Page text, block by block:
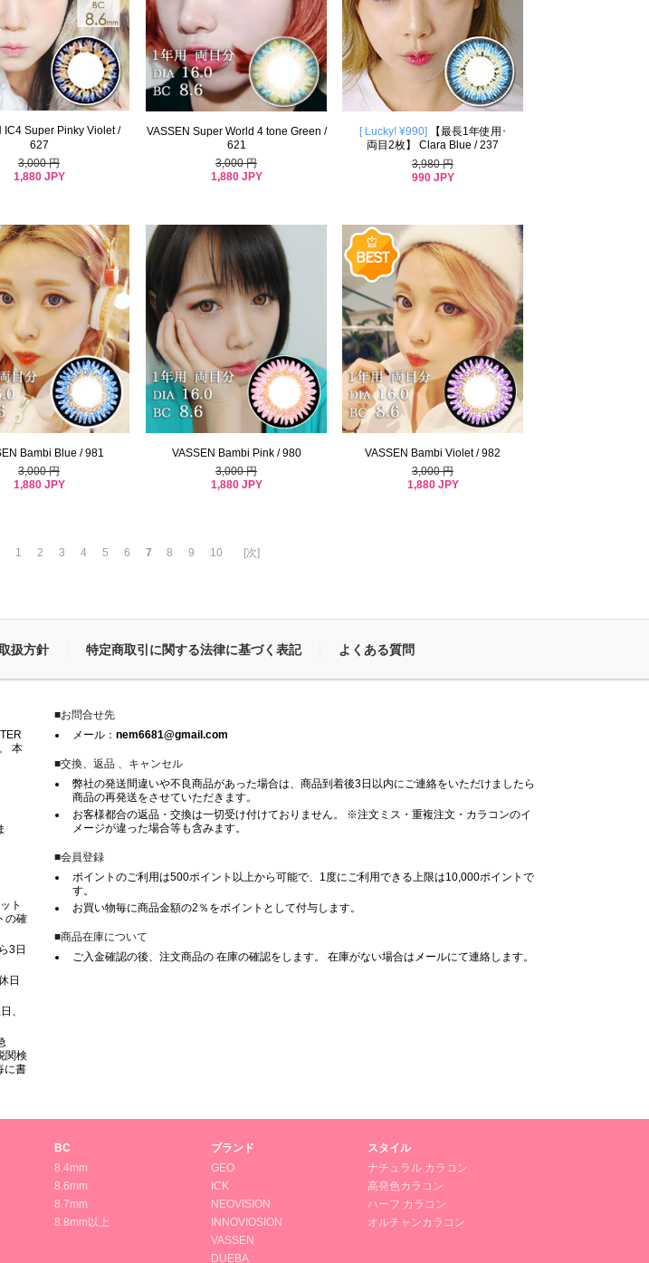
IC4 Super Pinky Violet /
627
3,000 円
1,880 JPY
VASSEN Super World 4 tone Green /
621
3,000 円
1,880 JPY
[ Lucky! ¥990] 【最長1年使用･
両目2枚】 Clara Blue / 237
3,980 円
990 JPY
Bambi Blue / 981
3,000 円
1,880 JPY
VASSEN Bambi Pink / 980
3,000 円
1,880 JPY
VASSEN Bambi Violet / 982
3,000 円
1,880 JPY
1 2 3 4 5 6 7 8 9 10 [次]
扱方針 特定商取引に関する法律に基づく表記 よくある質問
本
ト
の確
3日
日
、
関検
に書
■お問合せ先
メール： nem6681@gmail.com
■交換、返品 、キャンセル
弊社の発送間違いや不良商品があった場合は、商品到着後3日以内にご連絡をいただけましたら
商品の再発送をさせていただきます。
お客様都合の返品・交換は一切受け付けておりません。 ※注文ミス・重複注文・カラコンのイ
メージが違った場合等も含みます。
■会員登録
ポイントのご利用は500ポイント以上から可能で、1度にご利用できる上限は10,000ポイントで
す。
お買い物毎に商品金額の2％をポイントとして付与します。
■商品在庫について
ご入金確認の後、注文商品の 在庫の確認をします。 在庫がない場合はメールにて連絡します。
BC
8.4mm
8.6mm
8.7mm
8.8mm以上
ブランド
GEO
ICK
NEOVISION
INNOVIOSION
VASSEN
DUEBA
スタイル
ナチュラル カラコン
高発色カラコン
ハーフ カラコン
オルチャンカラコン